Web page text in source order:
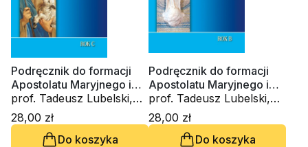
Podręcznik do formacji
Apostolatu Maryjnego i
innych grup parafialnych.
Rok C
prof. Tadeusz Lubelski,
Ewa Pruska-Zajdel,
Stanisław Rospond CM
28,00 zł
Do koszyka
Podręcznik do formacji
Apostolatu Maryjnego i
innych grup parafialnych.
Rok B
prof. Tadeusz Lubelski,
Ewa Pruska-Zajdel,
Stanisław Rospond CM
28,00 zł
Do koszyka